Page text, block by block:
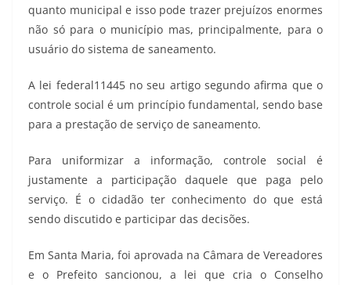
quanto municipal e isso pode trazer prejuízos enormes
não só para o município mas, principalmente, para o
usuário do sistema de saneamento.
A lei federal11445 no seu artigo segundo afirma que o
controle social é um princípio fundamental, sendo base
para a prestação de serviço de saneamento.
Para uniformizar a informação, controle social é
justamente a participação daquele que paga pelo
serviço. É o cidadão ter conhecimento do que está
sendo discutido e participar das decisões.
Em Santa Maria, foi aprovada na Câmara de Vereadores
e o Prefeito sancionou, a lei que cria o Conselho